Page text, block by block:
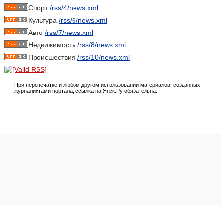
Спорт/rss/4/news.xml
Культура /rss/6/news.xml
Авто /rss/7/news.xml
Недвижимость /rss/8/news.xml
Происшествия /rss/10/news.xml
При перепечатке и любом другом использовании материалов, созданных
журналистами портала, ссылка на Янск.Ру обязательна.